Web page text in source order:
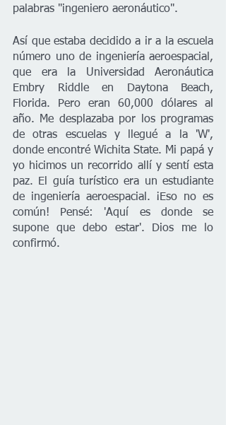
palabras "ingeniero aeronáutico".
Así que estaba decidido a ir a la escuela
número uno de ingeniería aeroespacial,
que era la Universidad Aeronáutica
Embry Riddle en Daytona Beach,
Florida. Pero eran 60,000 dólares al
año. Me desplazaba por los programas
de otras escuelas y llegué a la 'W',
donde encontré Wichita State. Mi papá y
yo hicimos un recorrido allí y sentí esta
paz. El guía turístico era un estudiante
de ingeniería aeroespacial. ¡Eso no es
común! Pensé: 'Aquí es donde se
supone que debo estar'. Dios me lo
confirmó.